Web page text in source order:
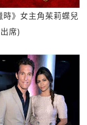
》女主角茱莉蝶兒
席)